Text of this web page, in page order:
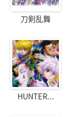
刀剣乱舞
HUNTER...